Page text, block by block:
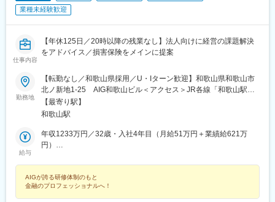
業種未経験歓迎
仕事内容
【年休125日／20時以降の残業なし】法人向けに経営の課題解決
をアドバイス／損害保険をメインに提案
勤務地
【転勤なし／和歌山県採用／U・Iターン歓迎】和歌山県和歌山市
北ノ新地1-25 AIG和歌山ビル＜アクセス＞JR各線「和歌山駅」
より徒歩8分★受動喫煙対策：敷地内喫煙可能場所あり（勤務先に
応じて変動の可能性あり）
【最寄り駅】
和歌山駅
給与
年収1233万円／32歳・入社4年目（月給51万円＋業績給621万
円）
AIGが誇る研修体制のもと
金融のプロフェッショナルへ！